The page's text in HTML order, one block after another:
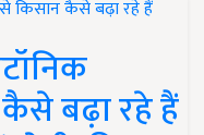
बढ़ा रहे हैं